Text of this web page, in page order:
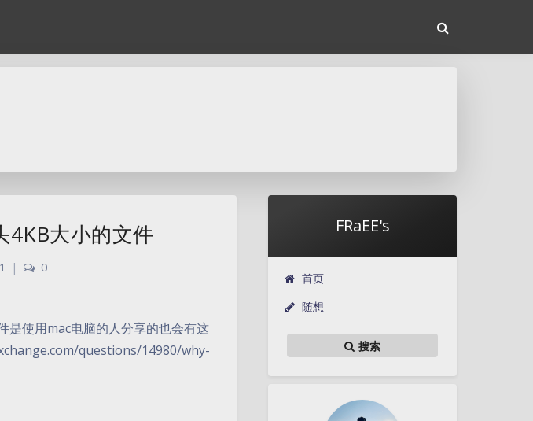
FRaEE's
首页
随想
搜索
大小的文件
|
0
是使用mac电脑的人分享的也会有这
questions/14980/why-